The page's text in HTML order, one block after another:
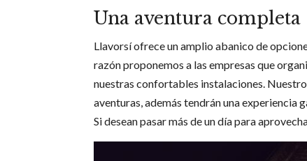
Una aventura completa
Llavorsí ofrece un amplio abanico de
razón proponemos a las empresas que
nuestras confortables instalaciones. Nuestro
aventuras, además tendrán una
Si desean pasar más de un día para